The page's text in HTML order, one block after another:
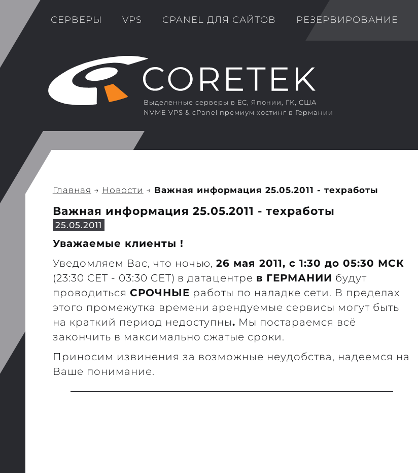
СЕРВЕРЫ VPS CPANEL ДЛЯ САЙТОВ РЕЗЕРВИРОВАНИЕ
Выделенные серверы в ЕС, Японии, ГК, США
NVME VPS & cPanel премиум хостинг в Германии
Главная → Новости → Важная информация 25.05.2011 - техработы
Важная информация 25.05.2011 - техработы
25.05.2011
Уважаемые клиенты !
Уведомляем Вас, что ночью,26 мая 2011, с 1:30 до 05:30 МСК
(23:30 CET - 03:30 CET) в датацентре в ГЕРМАНИИ будут
проводиться СРОЧНЫЕ работы по наладке сети. В пределах
этого промежутка времени арендуемые сервисы могут быть
на краткий период недоступны. Мы постараемся всё
закончить в максимально сжатые сроки.
Приносим извинения за возможные неудобства, надеемся на
Ваше понимание.